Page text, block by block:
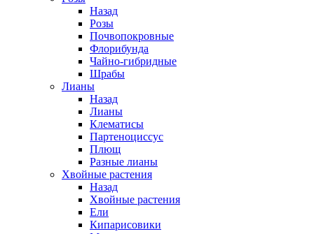
Назад
Розы
Почвопокровные
Флорибунда
Чайно-гибридные
Шрабы
Лианы
Назад
Лианы
Клематисы
Партеноциссус
Плющ
Разные лианы
Хвойные растения
Назад
Хвойные растения
Ели
Кипарисовики